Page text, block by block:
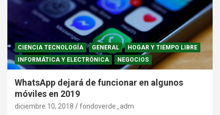
CIENCIA TECNOLOGÍA GENERAL
HOGAR Y TIEMPO LIBRE
INFORMÁTICA Y ELECTRÓNICA
NEGOCIOS
WhatsApp dejará de funcionar en algunos
móviles en 2019
diciembre 10, 2018 fondoverde_adm